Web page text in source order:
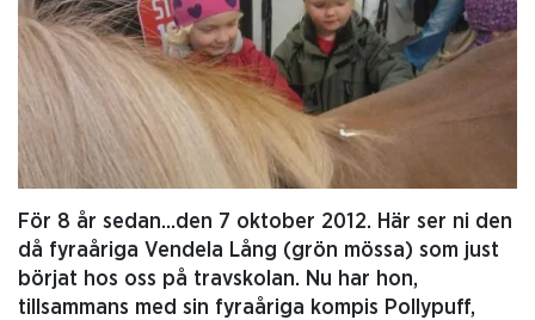
För 8 år sedan...den 7 oktober 2012. Här ser ni den
då fyraåriga Vendela Lång (grön mössa) som just
börjat hos oss på travskolan. Nu har hon,
tillsammans med sin fyraåriga kompis Pollypuff,